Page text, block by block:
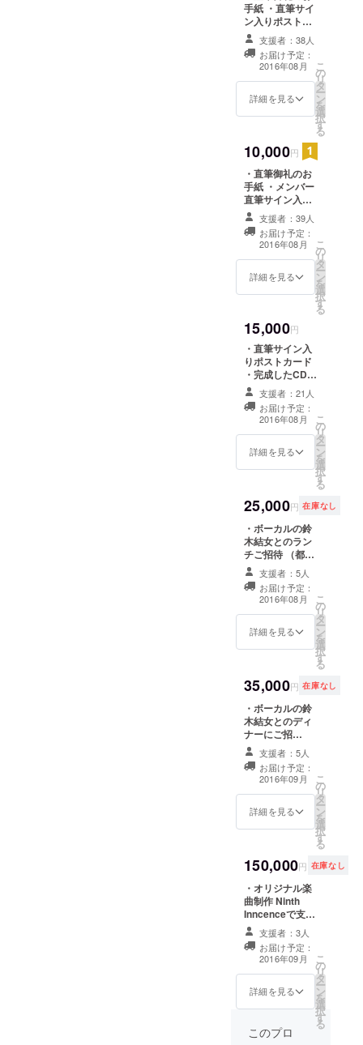
2014年2月
12日MV第三
弾、初の日
本語詞によ
る「僕が描
く放物線」
14日[10
more days]
日本語訳詞
つきをアッ
プ。
2014年3月9
日目黒ブ
ルースアレ
ストライ
ブ。
メンバーは
Vo.鈴木結女
Guitar.高橋
圭一 Bass.根
岸孝旨
Drums.倉内
充 Keyboad.
​2014年4月
20日目黒ブ
ルースアレ
イジャパン
にて2nd
Live「鈴木結
女バース
デースペ
シャルライ
メンバーも
前回と同じ
で、この時
を機会に正
式メンバー
となり、バ
ンドとして
の活動をス
約2年ぶりの
活動再開を
発表。
同4月24日六
本木C*Laps
にて復活ラ
イブを行
う。
手紙 ・直筆サイ
ン入りポスト
カード ・完成し
たCD ・支援者
限定アルバムメ
イキングDVD
支援者：38人
お届け予定：
2016年08月
詳細を見る
こ
の
リ
タ
ー
ン
を
選
択
す
る
10,000円
・直筆御礼のお
手紙 ・メンバー
直筆サイン入り
ポストカード ・
完成したCD ・
支援者限定アル
バムメイキング
DVD ・CDジャ
ケットにスペ
ト
支援者：39人
お届け予定：
2016年08月
詳細を見る
こ
の
リ
タ
ー
ン
を
選
択
す
る
15,000円
・直筆サイン入
りポストカード
・完成したCD
・アルバムメイ
キングDVD ・ア
ルバムジャケッ
トに支援者様の
お名前をクレ
ジット ・アルバ
ム発売記念特製T
支援者：21人
お届け予定：
2016年08月
詳細を見る
こ
の
リ
タ
ー
ン
を
選
択
す
る
25,000円 在庫なし
・ボーカルの鈴
木結女とのラン
チご招待 （都内
某所、お店はこ
ちらで指定させ
て頂きます。ス
タッフ、もしく
はメンバーが同
行いたします。
は2時間以内を予
定しておりま
す。お店までの
交通費、宿泊費
等はご本人でご
負担くださいま
すよう御願い致
します。） ・完
成したCD ・鈴
撮影
支援者：5人
お届け予定：
2016年08月
詳細を見る
こ
の
リ
タ
ー
ン
を
選
択
す
る
35,000円 在庫なし
・ボーカルの鈴
木結女とのディ
ナーにご招
待！！ （都内某
所、お店はこち
らで指定させて
頂きます。ス
タッフ、もしく
はメンバーが同
頂きます。時間
は2時間以内を予
定しておりま
す。お店までの
交通費、宿泊費
等はご本人でご
負担くださいま
すよう御願い致
します。） ・完
木結女との記念
撮影
支援者：5人
お届け予定：
2016年09月
詳細を見る
こ
の
リ
タ
ー
ン
を
選
択
す
る
150,000円 在庫なし
・オリジナル楽
曲制作 Ninth
Inncenceで支援
者様のためにオ
リジナル楽曲を
作ります！ 思い
出やエピソー
ド、また、誰か
に向けての想い
ば、それに沿っ
支援者：3人
お届け予定：
2016年09月
詳細を見る
こ
の
リ
タ
ー
ン
を
選
択
す
る
このプロ